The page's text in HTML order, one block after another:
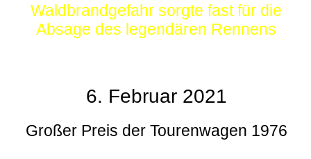
Waldbrandgefahr sorgte fast für die
Absage des legendären Rennens
6. Februar 2021
Großer Preis der Tourenwagen 1976